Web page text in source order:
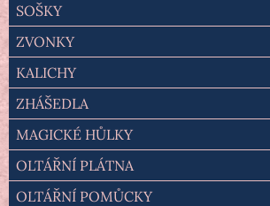
SOŠKY
ZVONKY
KALICHY
ZHÁŠEDLA
MAGICKÉ HŮLKY
OLTÁŘNÍ PLÁTNA
OLTÁŘNÍ POMŮCKY